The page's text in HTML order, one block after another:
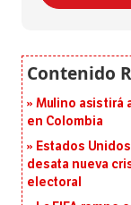
Mulino asistirá
en Colombia
Estados
desata nueva
electoral